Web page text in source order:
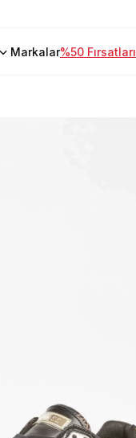
Markalar%50 Fırsatları